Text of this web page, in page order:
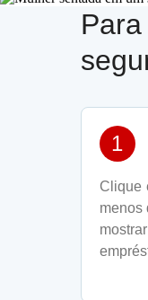
1
Clique
menos